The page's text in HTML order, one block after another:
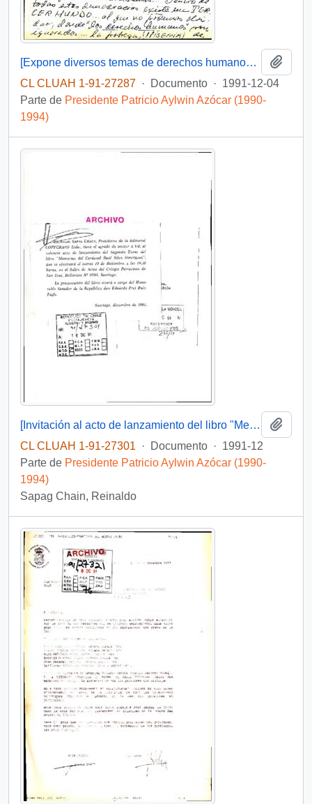
[Expone diversos temas de derechos humanos que deben ser tratados por América Latina]
CL CLUAH 1-91-27287 · Documento · 1991-12-04
Parte de Presidente Patricio Aylwin Azócar (1990-
1994)
[Invitación al acto de lanzamiento del libro "Memoria del cardenal Raúl Silva Henríquez]
CL CLUAH 1-91-27301
· Documento · 1991-12
Parte de Presidente Patricio Aylwin Azócar (1990-
1994)
Sapag Chain, Reinaldo